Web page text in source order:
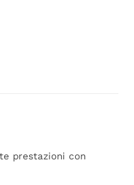
prestazioni con